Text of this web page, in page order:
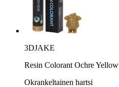
3DJAKE
Resin Colorant Ochre Yellow
Okrankeltainen hartsi